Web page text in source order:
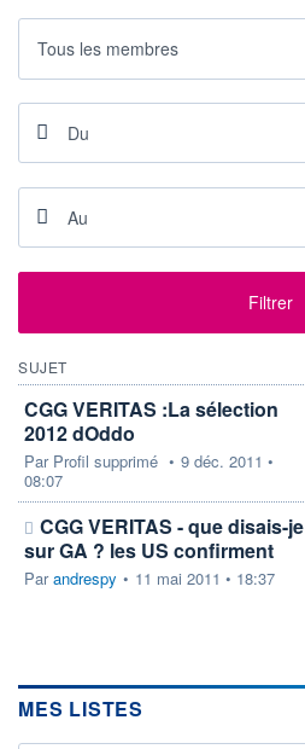
Tous les membres
Filtrer
SUJET
CGG VERITAS :La sélection
2012 dOddo
Par Profil supprimé • 9 déc. 2011 •
08:07
CGG VERITAS - que disais-je
sur GA ? les US confirment
Parandrespy • 11 mai 2011 • 18:37
MES LISTES